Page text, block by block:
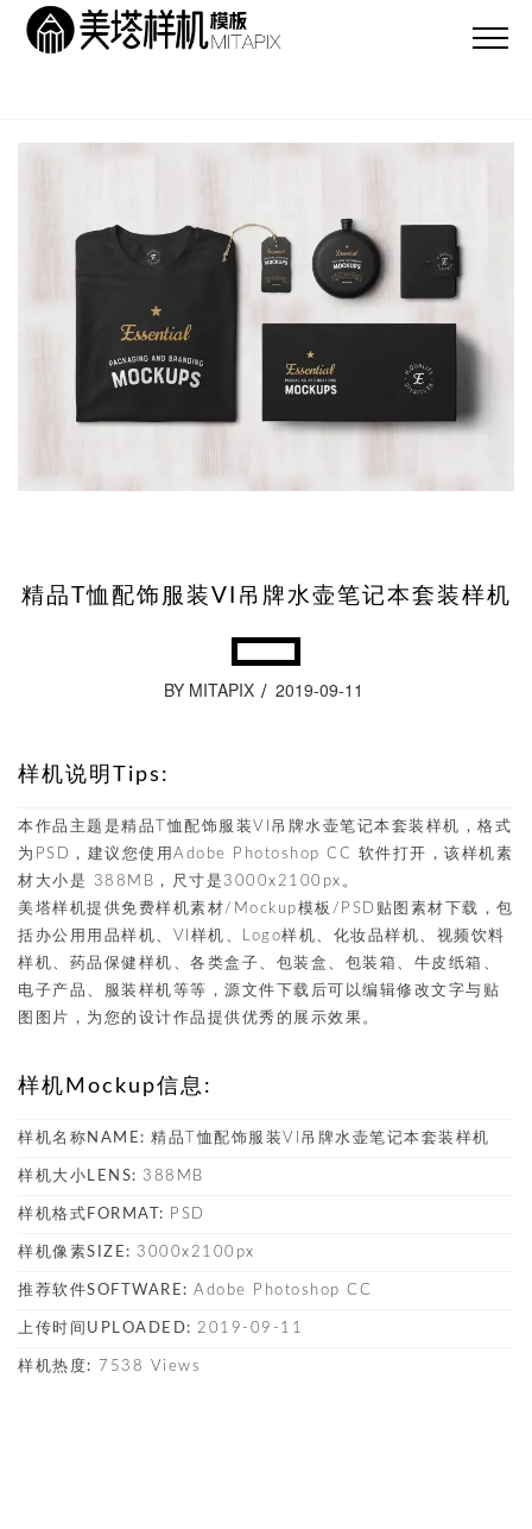
精品T恤配饰服装VI吊牌水壶笔记本套装样机
BY MITAPIX 2019-09-11
样机说明Tips:
本作品主题是精品T恤配饰服装VI吊牌水壶笔记本套装样机，格式
为PSD，建议您使用Adobe Photoshop CC 软件打开，该样机素
材大小是 388MB，尺寸是3000x2100px。
美塔样机提供免费样机素材/Mockup模板/PSD贴图素材下载，包
括办公用用品样机、VI样机、Logo样机、化妆品样机、视频饮料
样机、药品保健样机、各类盒子、包装盒、包装箱、牛皮纸箱、
电子产品、服装样机等等，源文件下载后可以编辑修改文字与贴
图图片，为您的设计作品提供优秀的展示效果。
样机Mockup信息:
样机名称NAME: 精品T恤配饰服装VI吊牌水壶笔记本套装样机
样机大小LENS: 388MB
样机格式FORMAT: PSD
样机像素SIZE: 3000x2100px
推荐软件SOFTWARE: Adobe Photoshop CC
上传时间UPLOADED: 2019-09-11
样机热度: 7538 Views